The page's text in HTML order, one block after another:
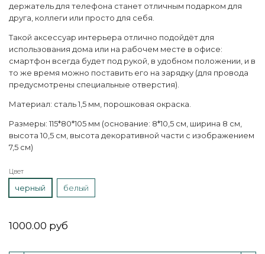
держатель для телефона станет отличным подарком для
друга, коллеги или просто для себя.
Такой аксессуар интерьера отлично подойдёт для
использования дома или на рабочем месте в офисе:
смартфон всегда будет под рукой, в удобном положении, и в
то же время можно поставить его на зарядку (для провода
предусмотрены специальные отверстия).
Материал: сталь 1,5 мм, порошковая окраска.
Размеры: 115*80*105 мм (основание: 8*10,5 см, ширина 8 см,
высота 10,5 см, высота декоративной части с изображением
7,5 см)
Цвет
черный белый
1000.00 руб